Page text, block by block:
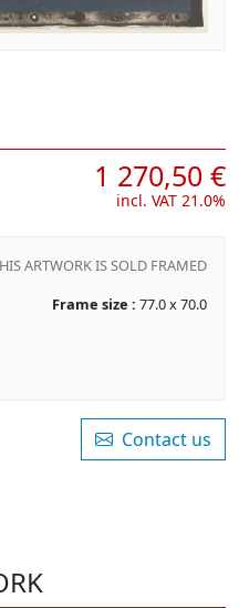
1 270,50 €
incl. VAT 21.0%
ARTWORK IS SOLD FRAMED
Frame size : 77.0 x 70.0
Contact us